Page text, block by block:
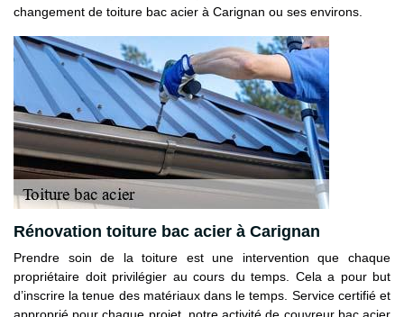
changement de toiture bac acier à Carignan ou ses environs.
Rénovation toiture bac acier à Carignan
Prendre soin de la toiture est une intervention que chaque
propriétaire doit privilégier au cours du temps. Cela a pour but
d’inscrire la tenue des matériaux dans le temps. Service certifié et